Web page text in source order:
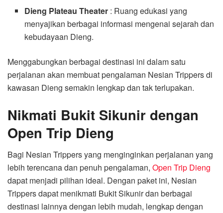
Dieng Plateau Theater : Ruang edukasi yang
menyajikan berbagai informasi mengenai sejarah dan
kebudayaan Dieng.
Menggabungkan berbagai destinasi ini dalam satu
perjalanan akan membuat pengalaman Nesian Trippers di
kawasan Dieng semakin lengkap dan tak terlupakan.
Nikmati Bukit Sikunir dengan
Open Trip Dieng
Bagi Nesian Trippers yang menginginkan perjalanan yang
lebih terencana dan penuh pengalaman, Open Trip Dieng
dapat menjadi pilihan ideal. Dengan paket ini, Nesian
Trippers dapat menikmati Bukit Sikunir dan berbagai
destinasi lainnya dengan lebih mudah, lengkap dengan